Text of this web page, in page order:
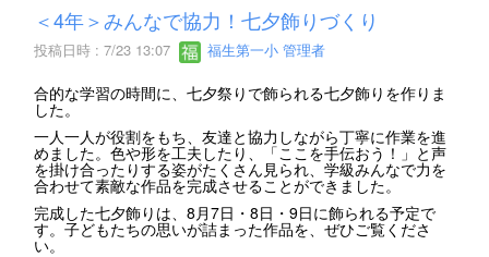
＜4年＞みんなで協力！七夕飾りづくり
投稿日時 : 7/23 13:07 福生第一小 管理者
合的な学習の時間に、七夕祭りで飾られる七夕飾りを作りま
した。
一人一人が役割をもち、友達と協力しながら丁寧に作業を進
めました。色や形を工夫したり、「ここを手伝おう！」と声
を掛け合ったりする姿がたくさん見られ、学級みんなで力を
合わせて素敵な作品を完成させることができました。
完成した七夕飾りは、8月7日・8日・9日に飾られる予定で
す。子どもたちの思いが詰まった作品を、ぜひご覧くださ
い。